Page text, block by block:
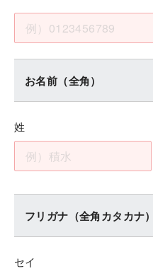
お名前（全角）
姓
フリガナ（全角カタカナ）
セイ